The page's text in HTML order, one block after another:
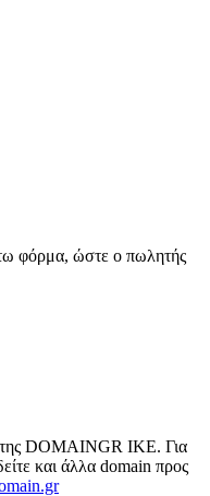
φόρμα, ώστε ο πωλητής
της DOMAINGR ΙΚΕ. Για
και άλλα domain προς